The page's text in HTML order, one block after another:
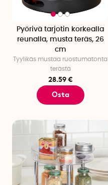
Pyörivä tarjotin korkealla
reunalla, musta teräs, 26
cm
Tyylikäs mustaa ruostumatonta
terästä
28.59 €
Osta